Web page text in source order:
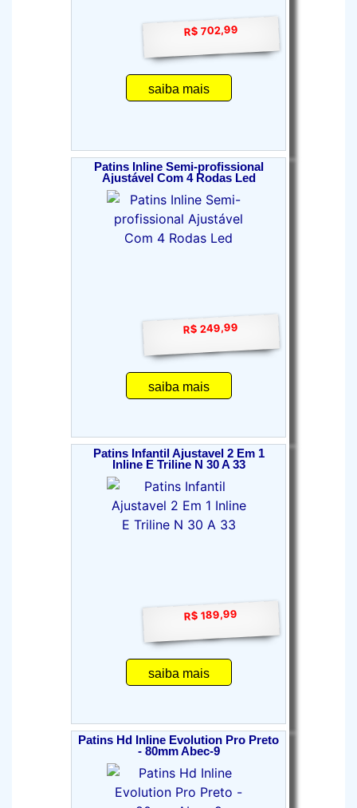
R$ 702,99
saiba mais
Patins Inline Semi-profissional
Ajustável Com 4 Rodas Led
R$ 249,99
saiba mais
Patins Infantil Ajustavel 2 Em 1
Inline E Triline N 30 A 33
R$ 189,99
saiba mais
Patins Hd Inline Evolution Pro Preto
- 80mm Abec-9